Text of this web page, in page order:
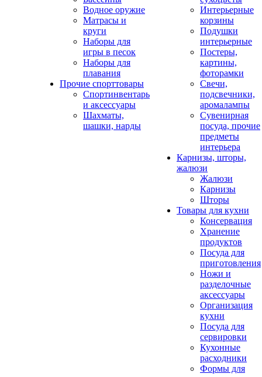
Водное оружие
Матрасы и
круги
Наборы для
игры в песок
Наборы для
плавания
Прочие спорттовары
Спортинвентарь
и аксессуары
Шахматы,
шашки, нарды
Интерьерные
корзины
Подушки
интерьерные
Постеры,
картины,
фоторамки
Свечи,
подсвечники,
аромалампы
Сувенирная
посуда, прочие
предметы
интерьера
Карнизы, шторы,
жалюзи
Жалюзи
Карнизы
Шторы
Товары для кухни
Консервация
Хранение
продуктов
Посуда для
приготовления
Ножи и
разделочные
аксессуары
Организация
кухни
Посуда для
сервировки
Кухонные
расходники
Формы для